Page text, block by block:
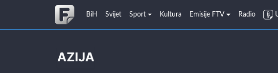
BiH Svijet Sport Kultura Emisije FTV Radio
AZIJA